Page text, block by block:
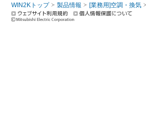
WIN2Kトップ 製品情報 [業務用]空調・換気